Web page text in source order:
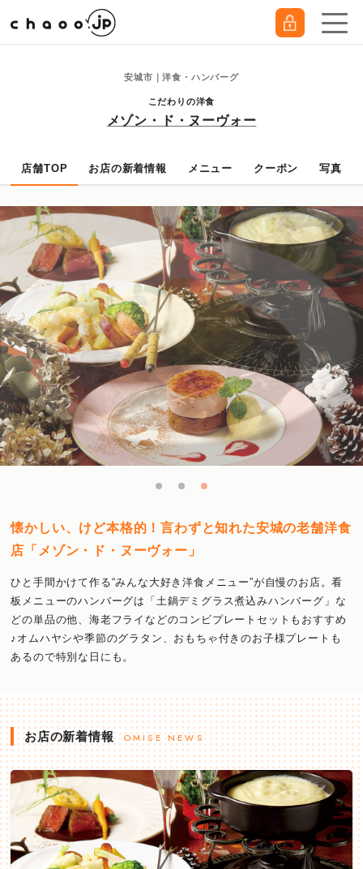
安城市｜洋食・ハンバーグ
こだわりの洋食
メゾン・ド・ヌーヴォー
店舗TOP お店の新着情報 メニュー クーポン 写真
懐かしい、けど本格的！言わずと知れた安城の老舗洋食
店「メゾン・ド・ヌーヴォー」
ひと手間かけて作る“みんな大好き洋食メニュー”が自慢のお店。看
板メニューのハンバーグは「土鍋デミグラス煮込みハンバーグ」な
どの単品の他、海老フライなどのコンビプレートセットもおすすめ
♪オムハヤシや季節のグラタン、おもちゃ付きのお子様プレートも
あるので特別な日にも。
お店の新着情報 OMISE NEWS